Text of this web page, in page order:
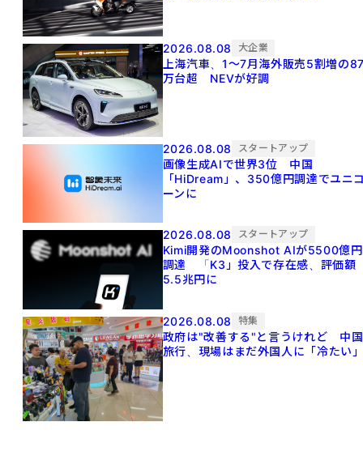
2026.08.08 大企業
上海汽車、1～7月海外販売5割増の
万台超 NEVが好調
2026.08.08 スタートアップ
画像生成AIで世界3位 中国
「HiDream」、350億円調達でユニ
ーンに
2026.08.08 スタートアップ
Kimi開発のMoonshot AIが5500億円
調達 「K3」投入で存在感、評価額
5.5兆円に
2026.08.08 特集
政府は"改善する"と言うけれど 中国
旅行、現場はまだ外国人に「冷たい